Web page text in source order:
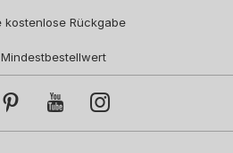
kostenlose Rückgabe